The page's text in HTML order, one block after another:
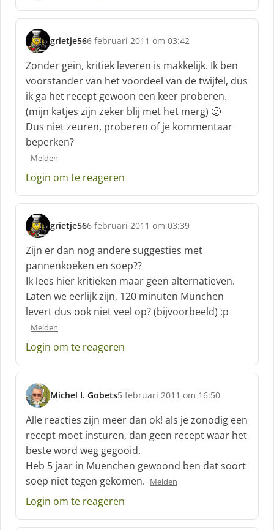
f
grietje56
s
c
h
r
e
e
f
:
6 februari 2011 om 03:42
Zonder gein, kritiek leveren is makkelijk. Ik ben
voorstander van het voordeel van de twijfel, dus
ik ga het recept gewoon een keer proberen.
(mijn katjes zijn zeker blij met het merg) 🙂
Dus niet zeuren, proberen of je kommentaar
beperken?
Melden
Login om te reageren
grietje56
s
c
h
r
e
e
f
6 februari 2011 om 03:39
Zijn er dan nog andere suggesties met
pannenkoeken en soep??
Ik lees hier kritieken maar geen alternatieven.
Laten we eerlijk zijn, 120 minuten Munchen
levert dus ook niet veel op? (bijvoorbeeld) :p
Melden
Login om te reageren
Michel I. Gobets
s
c
h
r
e
e
f
5 februari 2011 om 16:50
Alle reacties zijn meer dan ok! als je zonodig een
recept moet insturen, dan geen recept waar het
beste word weg gegooid.
Heb 5 jaar in Muenchen gewoond ben dat soort
soep niet tegen gekomen. Melden
Login om te reageren